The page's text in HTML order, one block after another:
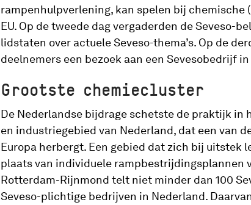
rampenhulpverlening, kan spelen bij
EU. Op de tweede dag vergaderden de Seveso-
lidstaten over actuele Seveso-thema’s. Op de
deelnemers een bezoek aan een Sevesobedrijf in
Grootste chemiecluster
De Nederlandse bijdrage schetste de praktijk in
en industriegebied van Nederland, dat een van
Europa herbergt. Een gebied dat zich bij uitstek
plaats van individuele rampbestrijdingsplannen
Rotterdam-Rijnmond telt niet minder dan 100
Seveso-plichtige bedrijven in Nederland.